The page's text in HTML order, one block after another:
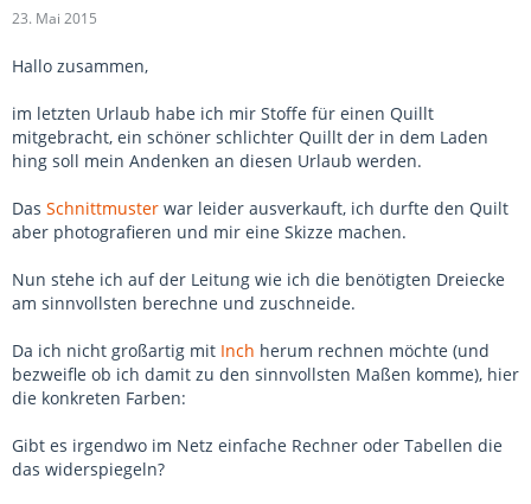
23. Mai 2015
Hallo zusammen,
im letzten Urlaub habe ich mir Stoffe für einen Quillt
mitgebracht, ein schöner schlichter Quillt der in dem Laden
hing soll mein Andenken an diesen Urlaub werden.
Das Schnittmuster war leider ausverkauft, ich durfte den Quilt
aber photografieren und mir eine Skizze machen.
Nun stehe ich auf der Leitung wie ich die benötigten Dreiecke
am sinnvollsten berechne und zuschneide.
Da ich nicht großartig mit Inch herum rechnen möchte (und
bezweifle ob ich damit zu den sinnvollsten Maßen komme), hier
die konkreten Farben:
Gibt es irgendwo im Netz einfache Rechner oder Tabellen die
das widerspiegeln?